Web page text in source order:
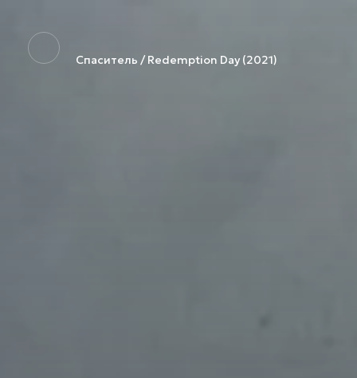
Спаситель / Redemption Day (2021)